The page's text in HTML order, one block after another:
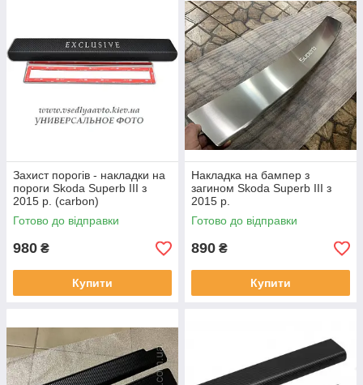
Захист порогів - накладки на
пороги Skoda Superb III з
2015 р. (carbon)
Готово до відправки
980 ₴
Купити
Накладка на бампер з
загином Skoda Superb III з
2015 р.
Готово до відправки
890 ₴
Купити